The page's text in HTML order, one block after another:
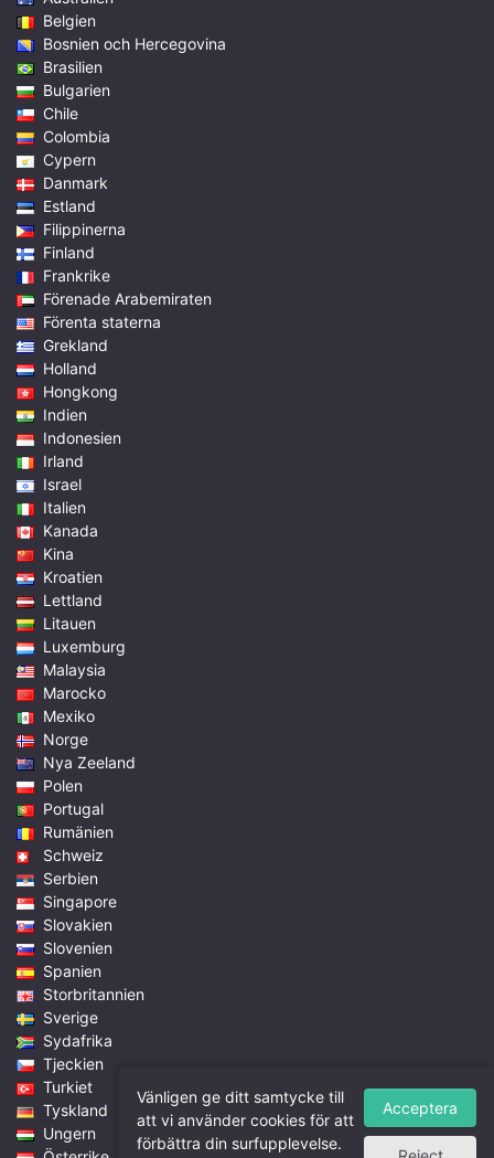
Belgien
Bosnien och Hercegovina
Brasilien
Bulgarien
Chile
Colombia
Cypern
Danmark
Estland
Filippinerna
Finland
Frankrike
Förenade Arabemiraten
Förenta staterna
Grekland
Holland
Hongkong
Indien
Indonesien
Irland
Israel
Italien
Kanada
Kina
Kroatien
Lettland
Litauen
Luxemburg
Malaysia
Marocko
Mexiko
Norge
Nya Zeeland
Polen
Portugal
Rumänien
Schweiz
Serbien
Singapore
Slovakien
Slovenien
Spanien
Storbritannien
Sverige
Sydafrika
Tjeckien
Turkiet
Tyskland
Ungern
Vänligen ge ditt samtycke till
att vi använder cookies för att
förbättra din surfupplevelse.
Acceptera